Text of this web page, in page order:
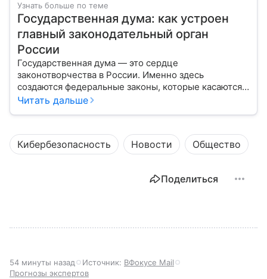
Узнать больше по теме
Государственная дума: как устроен
главный законодательный орган
России
Государственная дума — это сердце
законотворчества в России. Именно здесь
создаются федеральные законы, которые касаются
жизни каждого гражданина: от образования и
Читать дальше
Кибербезопасность Новости Общество
Поделиться
54 минуты назад Источник: ВФокусе Mail
Прогнозы экспертов